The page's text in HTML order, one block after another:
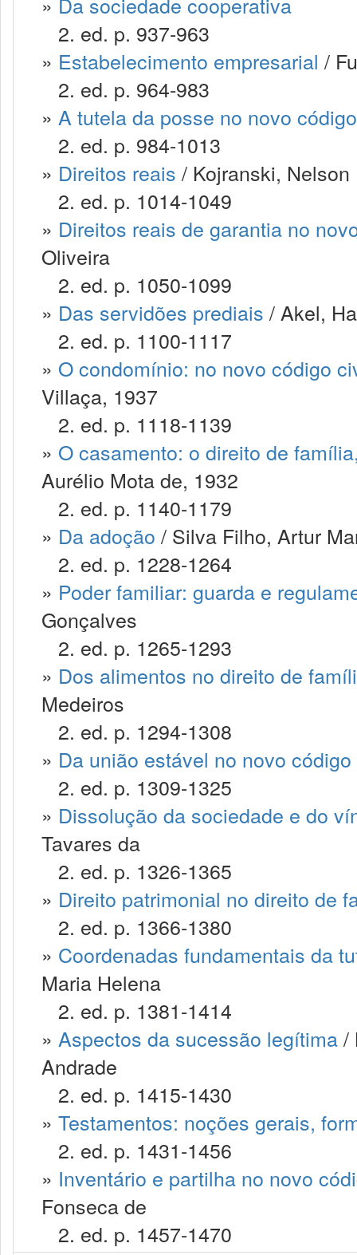
2. ed. p. 937-963
» Estabelecimento empresarial /
2. ed. p. 964-983
» A tutela da posse no novo
2. ed. p. 984-1013
» Direitos reais / Kojranski, Nelson
2. ed. p. 1014-1049
» Direitos reais de garantia no
Oliveira
2. ed. p. 1050-1099
» Das servidões prediais / Akel,
2. ed. p. 1100-1117
» O condomínio: no novo código
Villaça, 1937
2. ed. p. 1118-1139
» O casamento: o direito de
Aurélio Mota de, 1932
2. ed. p. 1140-1179
» Da adoção / Silva Filho, Artur
2. ed. p. 1228-1264
» Poder familiar: guarda e
Gonçalves
2. ed. p. 1265-1293
» Dos alimentos no direito de
Medeiros
2. ed. p. 1294-1308
» Da união estável no novo
2. ed. p. 1309-1325
» Dissolução da sociedade e do
Tavares da
2. ed. p. 1326-1365
» Direito patrimonial no direito de
2. ed. p. 1366-1380
» Coordenadas fundamentais da
Maria Helena
2. ed. p. 1381-1414
» Aspectos da sucessão legítima/
Andrade
2. ed. p. 1415-1430
» Testamentos: noções gerais,
2. ed. p. 1431-1456
» Inventário e partilha no novo
Fonseca de
2. ed. p. 1457-1470